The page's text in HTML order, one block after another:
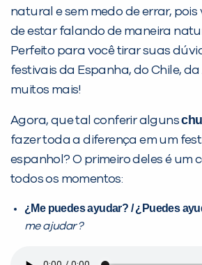
natural e sem medo de errar,
de estar falando de maneira
Perfeito para você tirar suas
festivais da Espanha, do Chile,
muitos mais!
Agora, que tal conferir alguns
fazer toda a diferença em um
espanhol? O primeiro deles é um
todos os momentos:
¿Me puedes ayudar? /¿Puedes
me ajudar?
PEÇA UMA DEMONSTRAÇÃO
inFlux nesta cidade ou